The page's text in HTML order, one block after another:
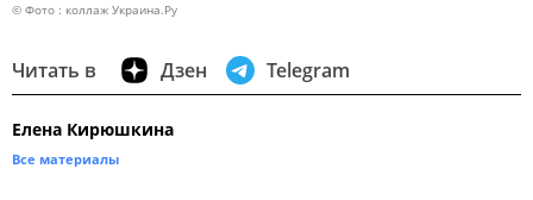
© Фото : коллаж Украина.Ру
Читать в Дзен Telegram
Елена Кирюшкина
Все материалы